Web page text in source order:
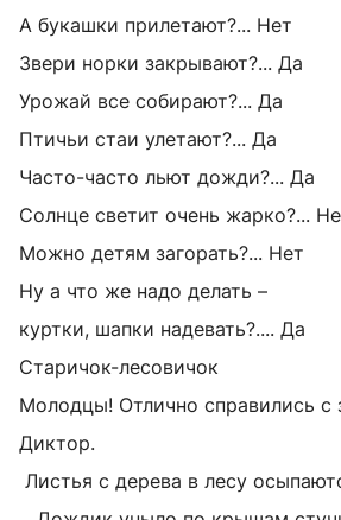
А букашки прилетают?... Нет
Звери норки закрывают?... Да
Урожай все собирают?... Да
Птичьи стаи улетают?... Да
Часто-часто льют дожди?... Да
Солнце светит очень жарко?...
Можно детям загорать?... Нет
Ну а что же надо делать –
куртки, шапки надевать?.... Да
Старичок-лесовичок
Молодцы! Отлично справились с
Диктор.
Листья с дерева в лесу